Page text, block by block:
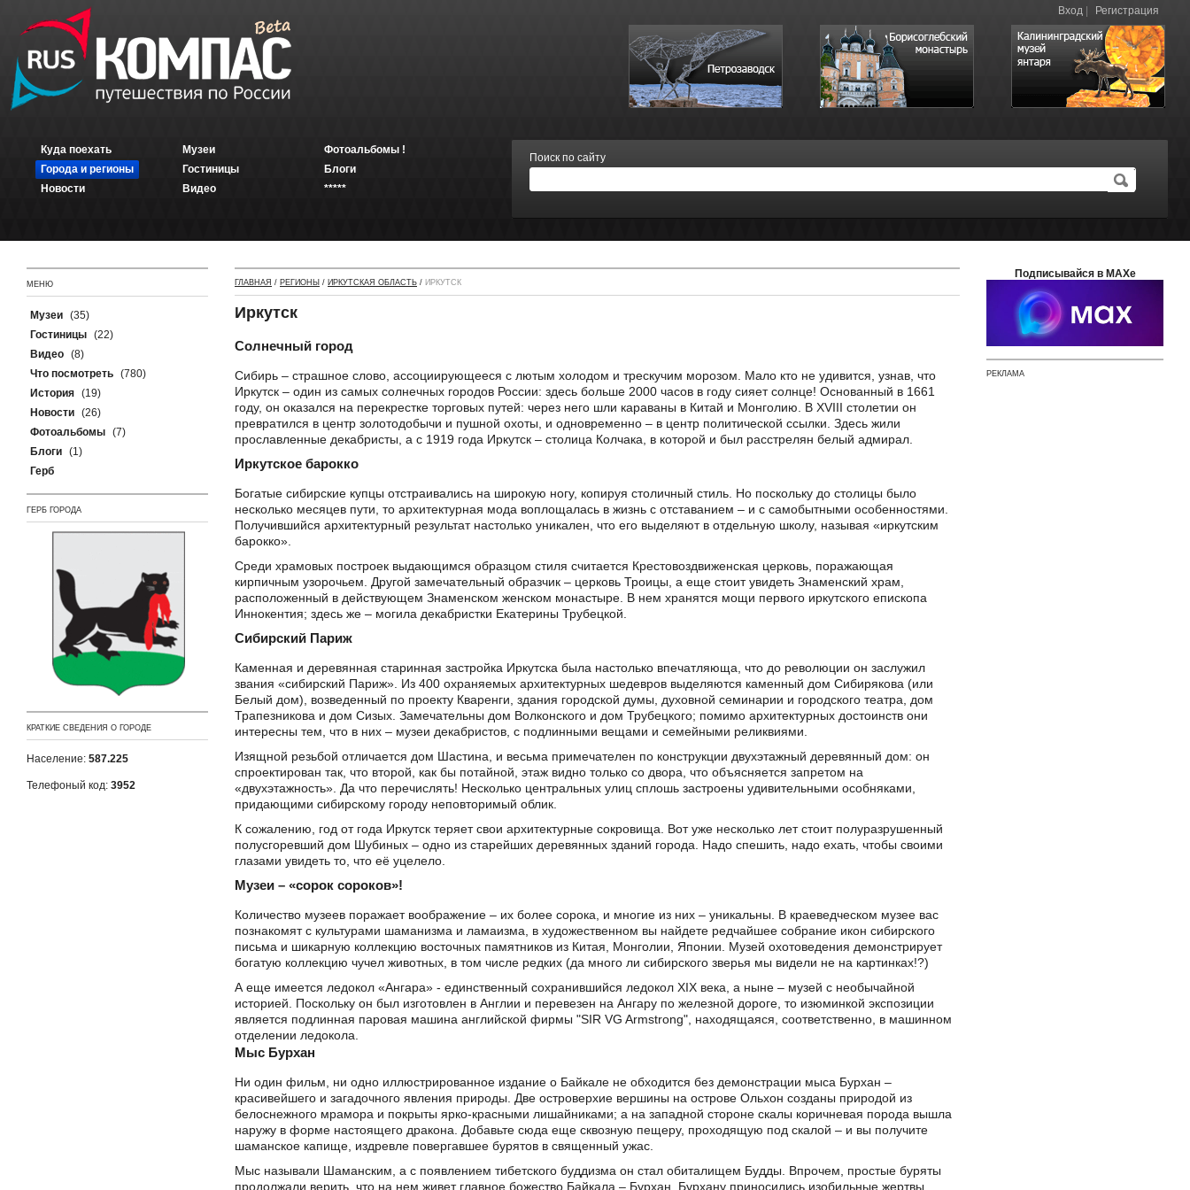
Вход Регистрация
Куда поехать
Города и регионы
Новости
Музеи
Гостиницы
Видео
Фотоальбомы !
Блоги
*****
Поиск по сайту
МЕНЮ
Музеи (35)
Гостиницы (22)
Видео (8)
Что посмотреть (780)
История (19)
Новости (26)
Фотоальбомы (7)
Блоги (1)
Герб
ГЕРБ ГОРОДА
КРАТКИЕ СВЕДЕНИЯ О ГОРОДЕ
Население: 587.225
Телефоный код: 3952
ГЛАВНАЯ / РЕГИОНЫ / ИРКУТСКАЯ ОБЛАСТЬ / ИРКУТСК
Иркутск
Солнечный город
Сибирь – страшное слово, ассоциирующееся с лютым холодом и трескучим морозом. Мало кто не удивится, узнав, что
Иркутск – один из самых солнечных городов России: здесь больше 2000 часов в году сияет солнце! Основанный в 1661
году, он оказался на перекрестке торговых путей: через него шли караваны в Китай и Монголию. В XVIII столетии он
превратился в центр золотодобычи и пушной охоты, и одновременно – в центр политической ссылки. Здесь жили
прославленные декабристы, а с 1919 года Иркутск – столица Колчака, в которой и был расстрелян белый адмирал.
Иркутское барокко
Богатые сибирские купцы отстраивались на широкую ногу, копируя столичный стиль. Но поскольку до столицы было
несколько месяцев пути, то архитектурная мода воплощалась в жизнь с отставанием – и с самобытными особенностями.
Получившийся архитектурный результат настолько уникален, что его выделяют в отдельную школу, называя «иркутским
барокко».
Среди храмовых построек выдающимся образцом стиля считается Крестовоздвиженская церковь, поражающая
кирпичным узорочьем. Другой замечательный образчик – церковь Троицы, а еще стоит увидеть Знаменский храм,
расположенный в действующем Знаменском женском монастыре. В нем хранятся мощи первого иркутского епископа
Иннокентия; здесь же – могила декабристки Екатерины Трубецкой.
Сибирский Париж
Каменная и деревянная старинная застройка Иркутска была настолько впечатляюща, что до революции он заслужил
звания «сибирский Париж». Из 400 охраняемых архитектурных шедевров выделяются каменный дом Сибирякова (или
Белый дом), возведенный по проекту Кваренги, здания городской думы, духовной семинарии и городского театра, дом
Трапезникова и дом Сизых. Замечательны дом Волконского и дом Трубецкого; помимо архитектурных достоинств они
интересны тем, что в них – музеи декабристов, с подлинными вещами и семейными реликвиями.
Изящной резьбой отличается дом Шастина, и весьма примечателен по конструкции двухэтажный деревянный дом: он
спроектирован так, что второй, как бы потайной, этаж видно только со двора, что объясняется запретом на
«двухэтажность». Да что перечислять! Несколько центральных улиц сплошь застроены удивительными особняками,
придающими сибирскому городу неповторимый облик.
К сожалению, год от года Иркутск теряет свои архитектурные сокровища. Вот уже несколько лет стоит полуразрушенный
полусгоревший дом Шубиных – одно из старейших деревянных зданий города. Надо спешить, надо ехать, чтобы своими
глазами увидеть то, что её уцелело.
Музеи – «сорок сороков»!
Количество музеев поражает воображение – их более сорока, и многие из них – уникальны. В краеведческом музее вас
познакомят с культурами шаманизма и ламаизма, в художественном вы найдете редчайшее собрание икон сибирского
письма и шикарную коллекцию восточных памятников из Китая, Монголии, Японии. Музей охотоведения демонстрирует
богатую коллекцию чучел животных, в том числе редких (да много ли сибирского зверья мы видели не на картинках!?)
А еще имеется ледокол «Ангара» - единственный сохранившийся ледокол XIX века, а ныне – музей с необычайной
историей. Поскольку он был изготовлен в Англии и перевезен на Ангару по железной дороге, то изюминкой экспозиции
является подлинная паровая машина английской фирмы "SIR VG Armstrong", находящаяся, соответственно, в машинном
отделении ледокола.
Мыс Бурхан
Ни один фильм, ни одно иллюстрированное издание о Байкале не обходится без демонстрации мыса Бурхан –
красивейшего и загадочного явления природы. Две островерхие вершины на острове Ольхон созданы природой из
белоснежного мрамора и покрыты ярко-красными лишайниками; а на западной стороне скалы коричневая порода вышла
наружу в форме настоящего дракона. Добавьте сюда еще сквозную пещеру, проходящую под скалой – и вы получите
шаманское капище, издревле повергавшее бурятов в священный ужас.
Мыс называли Шаманским, а с появлением тибетского буддизма он стал обиталищем Будды. Впрочем, простые буряты
продолжали верить, что на нем живет главное божество Байкала – Бурхан. Бурхану приносились изобильные жертвы,
Подписывайся в MAXе
РЕКЛАМА